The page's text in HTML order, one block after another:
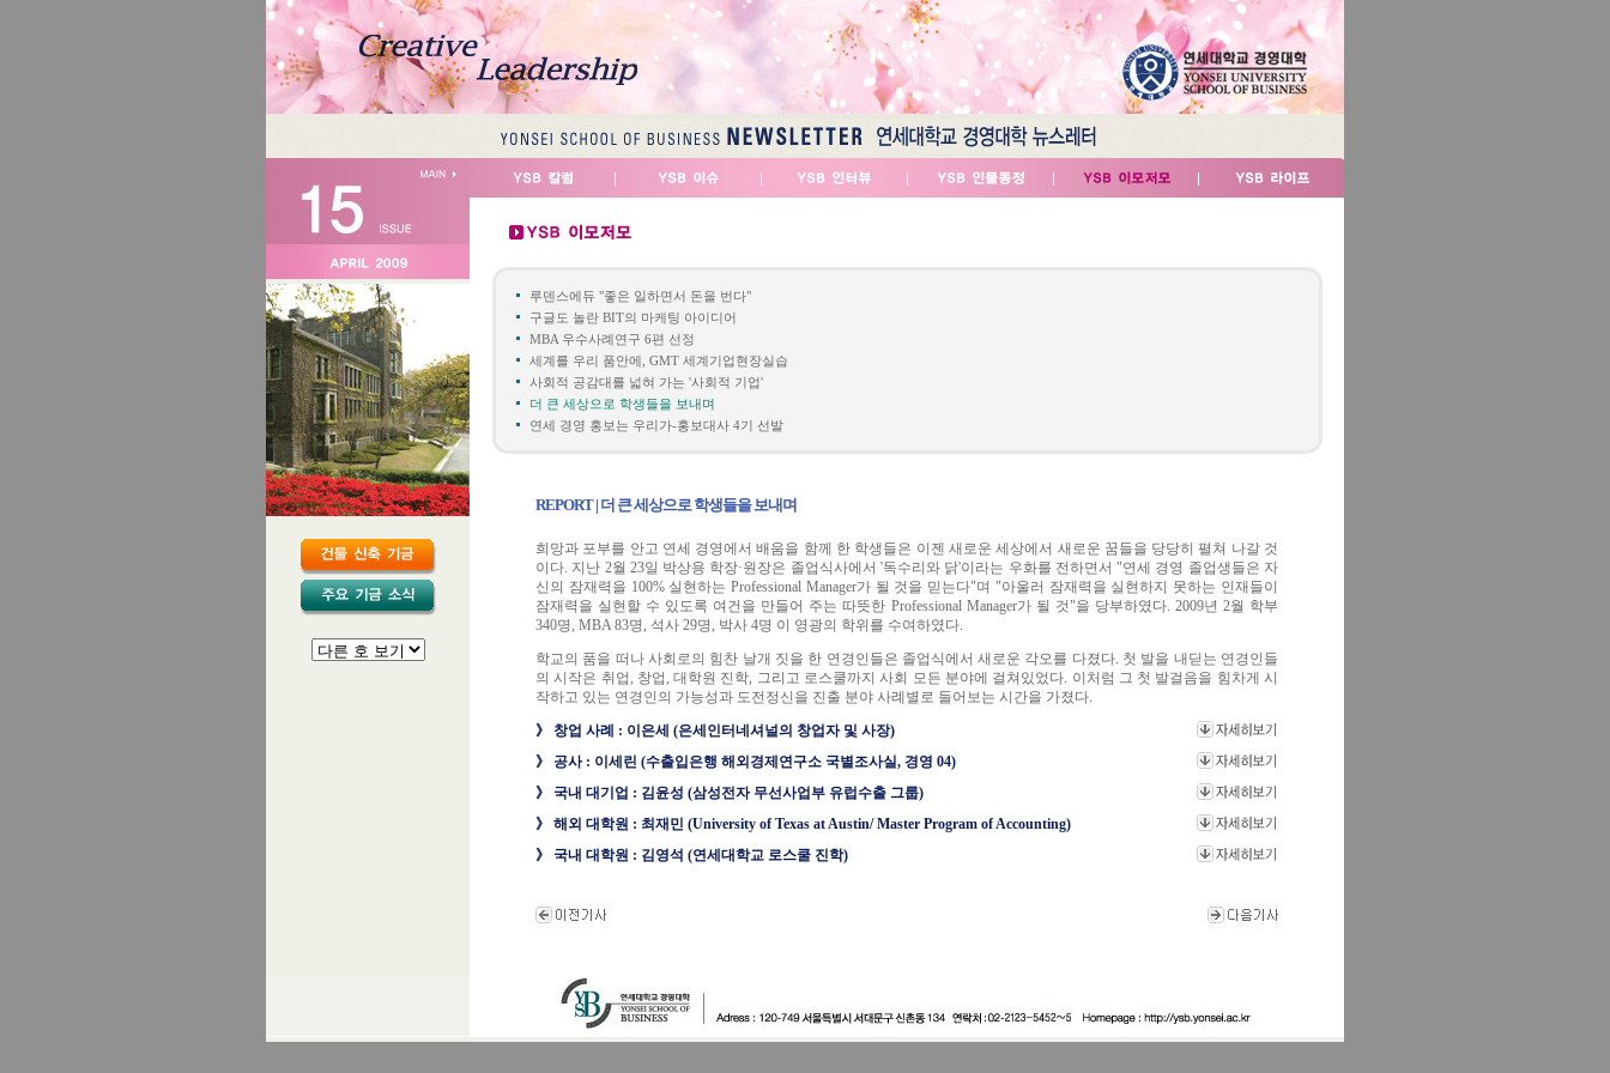
루덴스에듀 "좋은 일하면서 돈을 번다"
구글도 놀란 BIT의 마케팅 아이디어
MBA 우수사례연구 6편 선정
세계를 우리 품안에, GMT 세계기업현장실습
사회적 공감대를 넓혀 가는 '사회적 기업'
더 큰 세상으로 학생들을 보내며
연세 경영 홍보는 우리가-홍보대사 4기 선발
REPORT | 더 큰 세상으로 학생들을 보내며
희망과 포부를 안고 연세 경영에서 배움을 함께 한 학생들은 이젠 새로운 세상에서 새로운 꿈들을 당당히 펼쳐 나갈 것
이다. 지난 2월 23일 박상용 학장·원장은 졸업식사에서 '독수리와 닭'이라는 우화를 전하면서 "연세 경영 졸업생들은 자
신의 잠재력을 100% 실현하는 Professional Manager가 될 것을 믿는다"며 "아울러 잠재력을 실현하지 못하는 인재들이
잠재력을 실현할 수 있도록 여건을 만들어 주는 따뜻한 Professional Manager가 될 것"을 당부하였다. 2009년 2월 학부
340명, MBA 83명, 석사 29명, 박사 4명 이 영광의 학위를 수여하였다.
학교의 품을 떠나 사회로의 힘찬 날개 짓을 한 연경인들은 졸업식에서 새로운 각오를 다졌다. 첫 발을 내딛는 연경인들
의 시작은 취업, 창업, 대학원 진학, 그리고 로스쿨까지 사회 모든 분야에 걸쳐있었다. 이처럼 그 첫 발걸음을 힘차게 시
작하고 있는 연경인의 가능성과 도전정신을 진출 분야 사례별로 들어보는 시간을 가졌다.
》 창업 사례 : 이은세 (은세인터네셔널의 창업자 및 사장)
》 공사 : 이세린 (수출입은행 해외경제연구소 국별조사실, 경영 04)
》 국내 대기업 : 김윤성 (삼성전자 무선사업부 유럽수출 그룹)
》 해외 대학원 : 최재민 (University of Texas at Austin/ Master Program of Accounting)
》 국내 대학원 : 김영석 (연세대학교 로스쿨 진학)